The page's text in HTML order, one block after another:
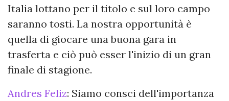
Italia lottano per il titolo e sul loro campo
saranno tosti. La nostra opportunità è
quella di giocare una buona gara in
trasferta e ciò può esser l'inizio di un gran
finale di stagione.
Andres Feliz: Siamo consci dell'importanza